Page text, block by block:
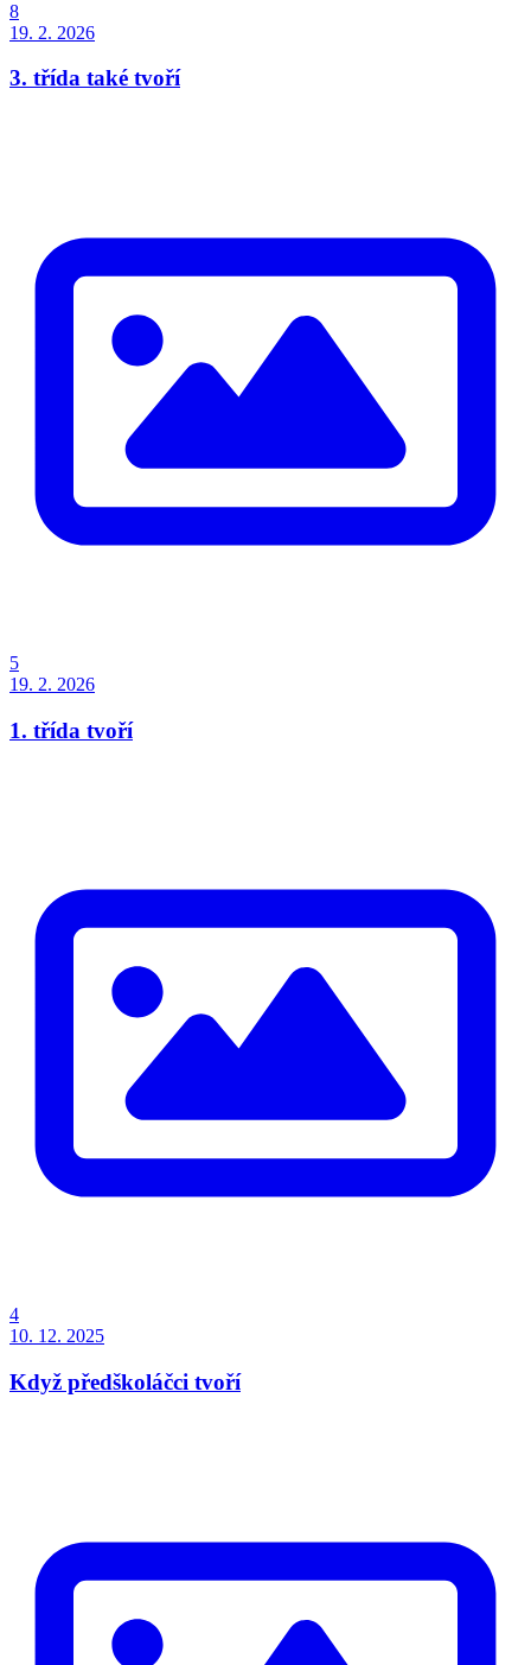
8
19. 2. 2026
3. třída také tvoří
5
19. 2. 2026
1. třída tvoří
4
10. 12. 2025
Když předškoláčci tvoří